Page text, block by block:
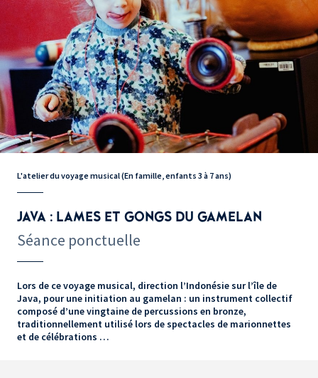
L'atelier du voyage musical (En famille, enfants 3 à 7 ans)
JAVA : LAMES ET GONGS DU GAMELAN
Séance ponctuelle
Lors de ce voyage musical, direction l’Indonésie sur l’île de
Java, pour une initiation au gamelan : un instrument collectif
composé d’une vingtaine de percussions en bronze,
traditionnellement utilisé lors de spectacles de marionnettes
et de célébrations …